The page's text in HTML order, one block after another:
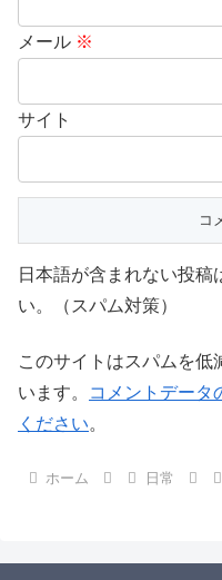
メール ※
サイト
日本語が含まれない投稿
い。（スパム対策）
このサイトはスパムを低
います。
コメントデータ
ください。
ホーム 日常